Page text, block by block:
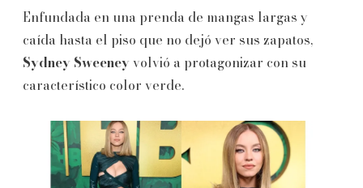
Enfundada en una prenda de mangas largas y
caída hasta el piso que no dejó ver sus zapatos,
Sydney Sweeneyvolvió a protagonizar con su
característico color verde.